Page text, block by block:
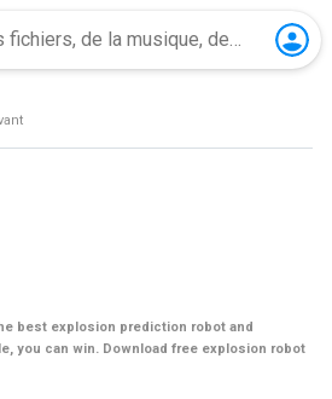
best explosion prediction robot and
you can win. Download free explosion robot